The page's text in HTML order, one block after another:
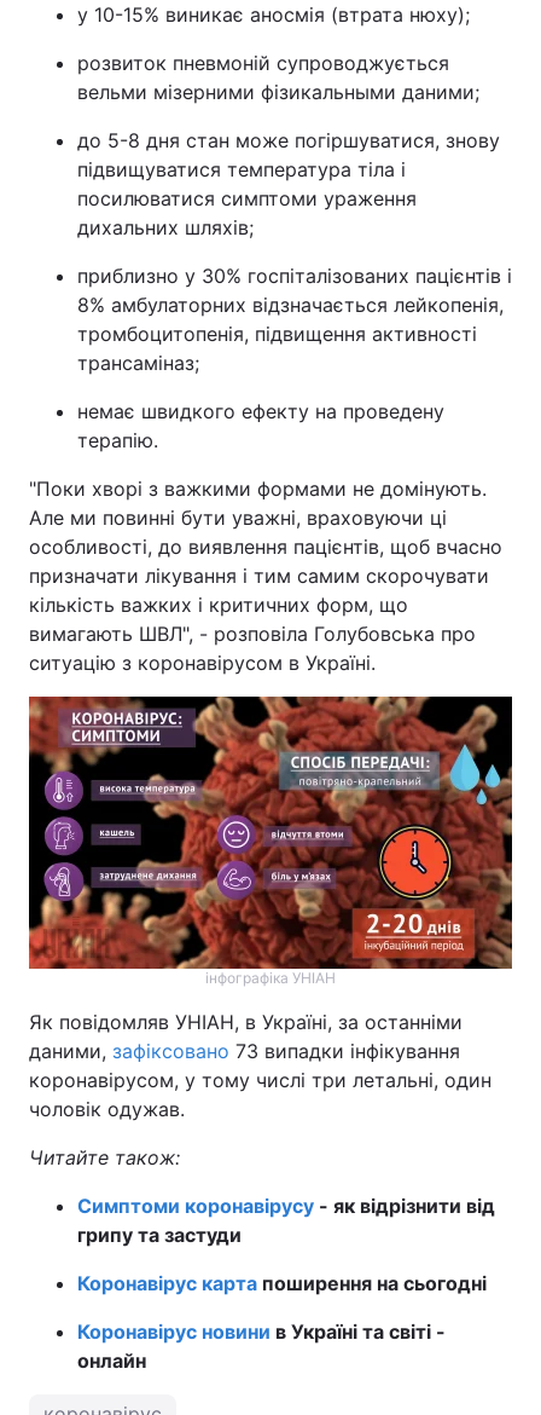
у 10-15% виникає аносмія (втрата нюху);
розвиток пневмоній супроводжується
вельми мізерними фізикальными даними;
до 5-8 дня стан може погіршуватися, знову
підвищуватися температура тіла і
посилюватися симптоми ураження
дихальних шляхів;
приблизно у 30% госпіталізованих пацієнтів і
8% амбулаторних відзначається лейкопенія,
тромбоцитопенія, підвищення активності
трансаміназ;
немає швидкого ефекту на проведену
терапію.
"Поки хворі з важкими формами не домінують.
Але ми повинні бути уважні, враховуючи ці
особливості, до виявлення пацієнтів, щоб вчасно
призначати лікування і тим самим скорочувати
кількість важких і критичних форм, що
вимагають ШВЛ", - розповіла Голубовська про
ситуацію з коронавірусом в Україні.
інфографіка УНІАН
Як повідомляв УНІАН, в Україні, за останніми
даними, зафіксовано 73 випадки інфікування
коронавірусом, у тому числі три летальні, один
чоловік одужав.
Читайте також:
Симптоми коронавірусу - як відрізнити від
грипу та застуди
Коронавірус карта поширення на сьогодні
Коронавірус новини в Україні та світі -
онлайн